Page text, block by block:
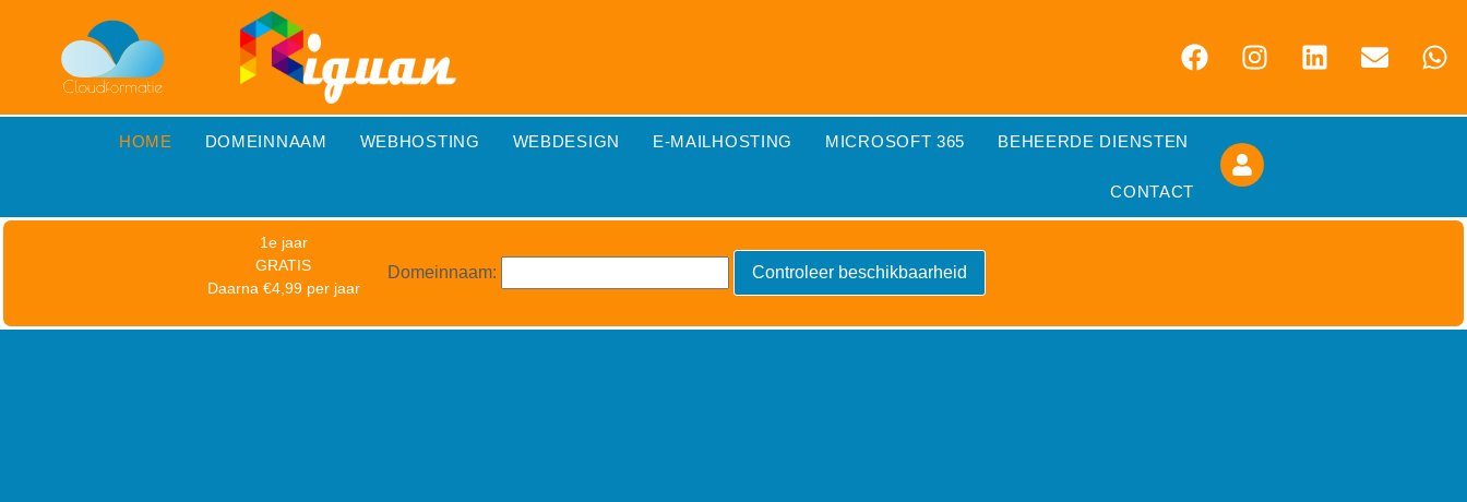
HOME DOMEINNAAM WEBHOSTING WEBDESIGN E-MAILHOSTING MICROSOFT 365 BEHEERDE DIENSTEN
CONTACT
1e jaar
GRATIS
Daarna €4,99 per jaar
Domeinnaam: